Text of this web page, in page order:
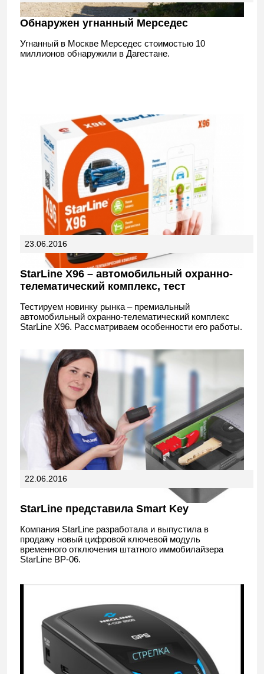
Обнаружен угнанный Мерседес
Угнанный в Москве Мерседес стоимостью 10
миллионов обнаружили в Дагестане.
23.06.2016
StarLine X96 – автомобильный охранно-
телематический комплекс, тест
Тестируем новинку рынка – премиальный
автомобильный охранно-телематический комплекс
StarLine X96. Рассматриваем особенности его работы.
22.06.2016
StarLine представила Smart Key
Компания StarLine разработала и выпустила в
продажу новый цифровой ключевой модуль
временного отключения штатного иммобилайзера
StarLine BP-06.